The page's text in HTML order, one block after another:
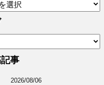
事
2026/08/06